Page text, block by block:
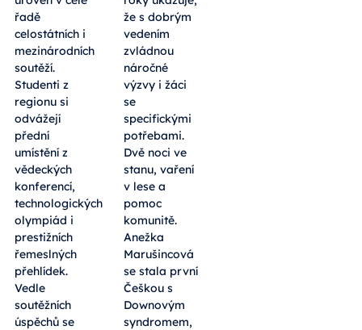
řadě
celostátních i
mezinárodních
soutěží.
Studenti z
regionu si
odvážejí
přední
umístění z
vědeckých
konferencí,
technologických
olympiád i
prestižních
řemeslných
přehlídek.
Vedle
soutěžních
úspěchů se
že s dobrým
vedením
zvládnou
náročné
výzvy i žáci
se
specifickými
potřebami.
Dvě noci ve
stanu, vaření
v lese a
pomoc
komunitě.
Anežka
Marušincová
se stala první
Češkou s
Downovým
syndromem,